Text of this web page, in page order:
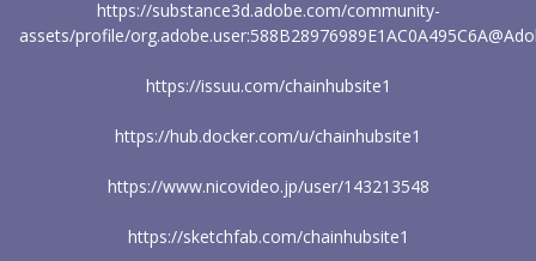
https://substance3d.adobe.com/community-
assets/profile/
https://issuu.com/chainhubsite1
https://hub.docker.com/u/chainhubsite1
https://www.nicovideo.jp/user/143213548
https://sketchfab.com/chainhubsite1